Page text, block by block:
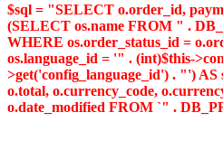
$sql = "SELECT o.order_id,
(SELECT os.name FROM " .
WHERE os.order_status_id =
os.language_id = '" . (int)$this-
>get('config_language_id') . "') AS
o.total, o.currency_code,
o.date_modified FROM `" .